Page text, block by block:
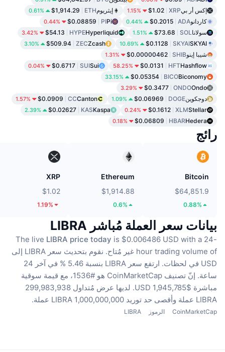
إكس أر بيXRP
$1.02
1.15% إيثريومETH
$1,914.29
0.61%
كاردانوADA
$0.2015
0.44%
Pi
PI
$0.08859
0.44%
سولانا SOL
$73.68
1.51%
Hyperliquid
HYPE
$54.13
3.42%
SKYAI
SKYAI
$0.1128
10.69%
Zcash
ZEC
$509.94
3.10%
شيبا إينوSHIB
$0.00000462
1.31%
Hashflow
HFT
$0.0131
58.25%
Sui
SUI
$0.6717
0.04%
Biconomy
BICO
$0.05354
33.15%
Ondo
ONDO
$0.3477
3.29%
دوجكوينDOGE
$0.06969
1.09%
Canton
CC
$0.0909
1.57%
Stellar
XLM
$0.1612
0.24%
Kaspa
KAS
$0.02627
2.39%
Hedera
HBAR
$0.06809
0.18%
رائج
Bitcoin
$64,851.9
0.88%
Ethereum
$1,914.88
0.6%
XRP
$1.02
1.19%
بيانات سعر العملة مُباشر LIBRA
The live LIBRA price today is $0.006486 USD with a 24-
hour trading volume of غير مُتاح.
نقوم بتحديث سعر LIBRA إلى
USD في لحظات.
ارتفع سعر LIBRA بنسبة 5.46 % في آخر 24
ساعة.
إنّ تصنيف CoinMarketCap هو #1536، مع قيمة سوقية
مباشرة $1,945,785 USD.
لديها عرض مُتداول 299,983,938
LIBRA عملة
وأقصى حد توريد 1,000,000,000 LIBRA عملة.
CoinMarketCap الرموز LIBRA